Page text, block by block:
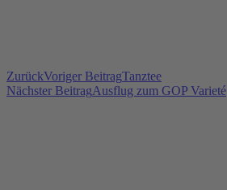
ZurückVoriger BeitragTanztee
Nächster BeitragAusflug zum GOP Varieté